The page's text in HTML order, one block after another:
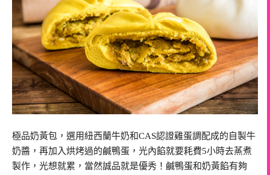
極品奶黃包，選用紐西蘭牛奶和CAS認證雞蛋調配成的自製牛
奶醬，再加入烘烤過的鹹鴨蛋，光內餡就要耗費5小時去蒸煮
製作，光想就累，當然誠品就是優秀！鹹鴨蛋和奶黃餡有夠